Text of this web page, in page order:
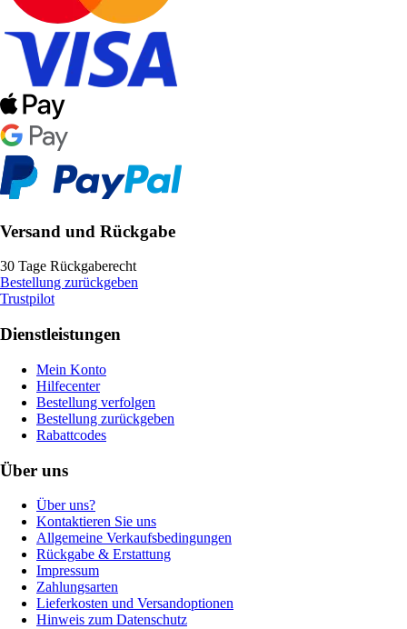
Versand und Rückgabe
30 Tage Rückgaberecht
Bestellung zurückgeben
Trustpilot
Dienstleistungen
Mein Konto
Hilfecenter
Bestellung verfolgen
Bestellung zurückgeben
Rabattcodes
Über uns
Über uns?
Kontaktieren Sie uns
Allgemeine Verkaufsbedingungen
Rückgabe & Erstattung
Impressum
Zahlungsarten
Lieferkosten und Versandoptionen
Hinweis zum Datenschutz